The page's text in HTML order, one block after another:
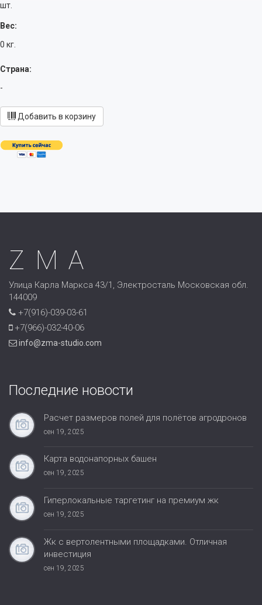
шт.
Вес:
0 кг.
Страна:
-
Добавить в корзину
ZMA
Улица Карла Маркса 43/1, Электросталь Московская обл.
144009
+7(916)-039-03-61
+7(966)-032-40-06
info@zma-studio.com
Последние новости
Расчет размеров полей для полётов агродронов
сен 19, 2025
Карта водонапорных башен
сен 19, 2025
Гиперлокальные таргетинг на премиум жк
сен 19, 2025
Жк с вертолентными площадками. Отличная
инвестиция
сен 19, 2025